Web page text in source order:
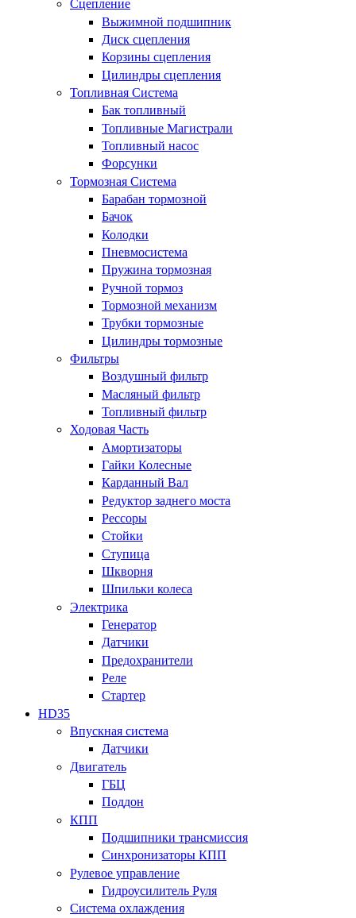
Сцепление
Выжимной подшипник
Диск сцепления
Корзины сцепления
Цилиндры сцепления
Топливная Система
Бак топливный
Топливные Магистрали
Топливный насос
Форсунки
Тормозная Система
Барабан тормозной
Бачок
Колодки
Пневмосистема
Пружина тормозная
Ручной тормоз
Тормозной механизм
Трубки тормозные
Цилиндры тормозные
Фильтры
Воздушный фильтр
Масляный фильтр
Топливный фильтр
Ходовая Часть
Амортизаторы
Гайки Колесные
Карданный Вал
Редуктор заднего моста
Рессоры
Стойки
Ступица
Шкворня
Шпильки колеса
Электрика
Генератор
Датчики
Предохранители
Реле
Стартер
HD35
Впускная система
Датчики
Двигатель
ГБЦ
Поддон
КПП
Подшипники трансмиссия
Синхронизаторы КПП
Рулевое управление
Гидроусилитель Руля
Система охлаждения